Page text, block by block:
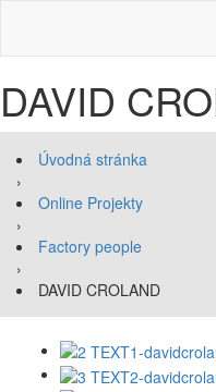
DAVID
Úvodná stránka
›
Online Projekty
›
Factory people
›
DAVID CROLAND